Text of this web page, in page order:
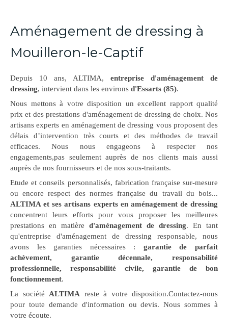
Aménagement de dressing à
Mouilleron-le-Captif
Depuis 10 ans, ALTIMA, entreprise d'aménagement de
dressing, intervient dans les environs d'Essarts (85).
Nous mettons à votre disposition un excellent rapport qualité
prix et des prestations d'aménagement de dressing de choix. Nos
artisans experts en aménagement de dressing vous proposent des
délais d’intervention très courts et des méthodes de travail
efficaces. Nous nous engageons à respecter nos
engagements,pas seulement auprès de nos clients mais aussi
auprès de nos fournisseurs et de nos sous-traitants.
Etude et conseils personnalisés, fabrication française sur-mesure
ou encore respect des normes française du travail du bois...
ALTIMA et ses artisans experts en aménagement de dressing
concentrent leurs efforts pour vous proposer les meilleures
prestations en matière d'aménagement de dressing. En tant
qu'entreprise d'aménagement de dressing responsable, nous
avons les garanties nécessaires : garantie de parfait
achèvement, garantie décennale, responsabilité
professionnelle, responsabilité civile, garantie de bon
fonctionnement.
La société ALTIMA reste à votre disposition.Contactez-nous
pour toute demande d'information ou devis. Nous sommes à
votre écoute.